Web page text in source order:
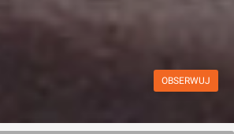
OBSERWUJ